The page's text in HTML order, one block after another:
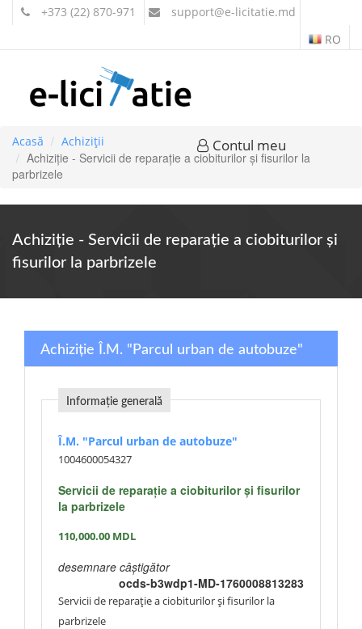
+373 (22) 870-971 support@e-licitatie.md
RO
Contul meu
Acasă Achiziții
Achiziție - Servicii de reparație a ciobiturilor și fisurilor la
parbrizele
Achiziție - Servicii de reparație a ciobiturilor și
fisurilor la parbrizele
Achiziție Î.M. "Parcul urban de autobuze"
Informație generală
Î.M. "Parcul urban de autobuze"
1004600054327
Servicii de reparație a ciobiturilor și fisurilor
la parbrizele
110,000.00 MDL
desemnare câștigător
ocds-b3wdp1-MD-1760008813283
Servicii de reparație a ciobiturilor și fisurilor la
parbrizele